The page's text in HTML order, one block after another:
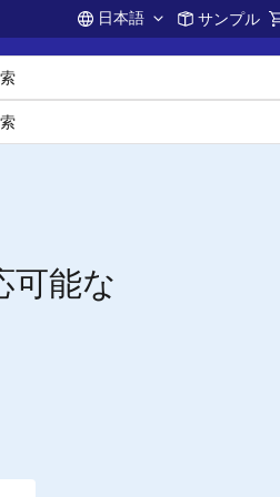
Account
日本語 サンプル
可能な